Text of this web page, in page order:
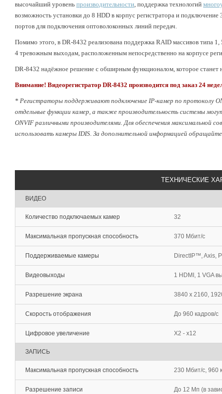
высочайший уровень производительности, поддержка технологий
возможность установки до 8 HDD в корпус регистратора и
портов для подключения оптоволоконных линий передач.
Помимо этого, в DR-8432 реализована поддержка RAID массивов типа
4 тревожным выходам, расположенным непосредственно на корпусе
DR-8432 надёжное решение с обширным функционалом, которое
Внимание! Видеорегистратор DR-8432 производится под заказ 24
* Регистраторы поддерживают подключение IP-камер по протоколу
отдельные функции камер, а также производительность системы
ONVIF различными производителями. Для обеспечения максимальной
использовать камеры IDIS. За дополнительной информацией
ТЕХНИЧЕСКИЕ
ВИДЕО
Количество подключаемых камер 32
Максимальная пропускная способность 370 Мбит/с
Поддерживаемые камеры DirectIP™, Axis,
Видеовыходы 1 HDMI, 1 VGA
Разрешение экрана 3840 x 2160,
Скорость отображения До 960 кадров/c
Цифровое увеличение X2 - x12
ЗАПИСЬ
Максимальная пропускная способность 230 Мбит/c, 960
Разрешение записи До 12 Мп (в